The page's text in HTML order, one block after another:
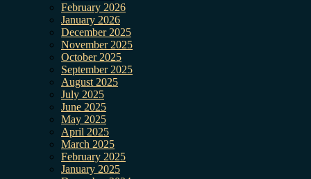
February 2026
January 2026
December 2025
November 2025
October 2025
September 2025
August 2025
July 2025
June 2025
May 2025
April 2025
March 2025
February 2025
January 2025